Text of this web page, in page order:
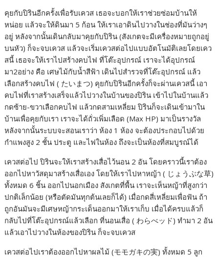
คุยกับปิรินอีกครั้งเพื่อรับเควส เธอจะบอกให้เราช่วยซ่อมบ้านให้
หน่อย แล้วจะให้ดินมา 5 ก้อน ให้เราเอาดินไปวางในช่องที่มันว่างๆ
อยู่ หลังจากนั้นเดินกลับมาคุยกับปิริน (สังเกตจะมีเครื่องหมายถูกอยู่
บนหัว) ก็จะจบเควส แล้วจะเริ่มเควสต่อไปแบบอัตโนมัติเลยโดยเคว
สนี้ เธอจะให้เราไปสร้างคบไฟ ที่โต๊ะอุปกรณ์ เราจะได้อุปกรณ์
มา2อย่าง คือ เศษไม้กับน้ำสีฟ้า เดินไปสำรวจที่โต๊ะอุปกรณ์ แล้ว
เลือกสร้างคบไฟ ( たいまつ) คุยกับปิรินอีกครั้งก็จะผ่านเควสนี้ เอา
คบไฟที่เราสร้างเสร็จแล้วไปวางในบ้านของปิริน เข้าไปในบ้านแล้ว
กดซ้าย-ขวาเลือกคบไฟ แล้วกดสามเหลี่ยม ปิรินก็จะเดินเข้ามาใน
บ้านเพื่อคุยกับเรา เราจะได้ถั่วเพิ่มเลือด (Max HP) มาเป็นรางวัล
หลังจากนั้นระบบจะสอนเราว่า ห้อง 1 ห้อง จะต้องประกอบไปด้วย
กำแพงสูง 2 ชั้น ประตู และไฟในห้อง ถึงจะเป็นห้องที่สมบูรณ์ได้
เควสต่อไป ปิรินจะให้เราสร้างเสื่อไว้นอน 2 อัน โดยคราวนี้เราต้อง
ออกไปหาวัสดุมาสร้างเสื่อเอง โดยให้เราไปหาหญ้า ( じょうぶな草)
ทั้งหมด 6 ชิ้น ออกไปนอกเมือง สังเกตที่พื้น เราจะเห็นหญ้าที่สูงกว่า
ปกติเล็กน้อย (หรือตัดมันทุกต้นเลยก็ได้) เมื่อกดสี่เหลี่ยมเพื่อฟัน ถ้า
ถูกอันมันจะมีเศษหญ้ากระเด็นออกมาให้เราเก็บ เมื่อได้ครบแล้วก็
กลับไปที่โต๊ะอุปกรณ์แล้วเลือก ที่นอนเสื่อ ( わらべッド) ทำมา 2 อัน
แล้วเอาไปวางในห้องของปิริน ก็จะจบเควส
เควสต่อไปเราต้องออกไปหาผลไม้ (モモガキの実) ทั้งหมด 5 ลูก